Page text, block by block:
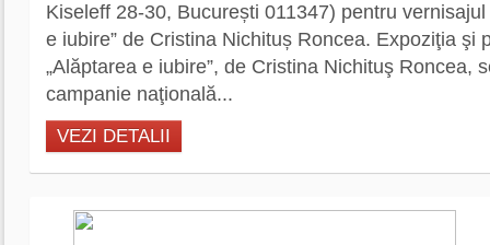
Kiseleff 28-30, București 011347) pentru
e iubire” de Cristina Nichituș Roncea. Expoziţia şi
„Alăptarea e iubire”, de Cristina Nichituş Roncea,
campanie naţională...
VEZI DETALII